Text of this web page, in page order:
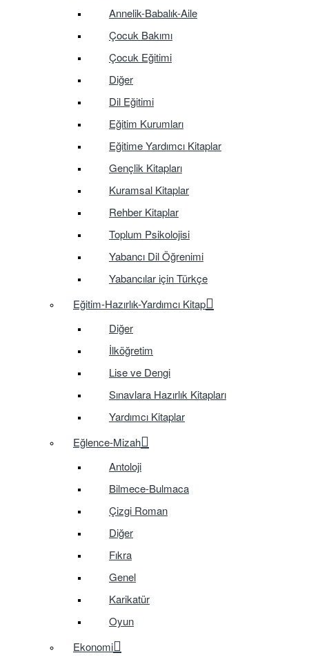
Annelik-Babalık-Aile
Çocuk Bakımı
Çocuk Eğitimi
Diğer
Dil Eğitimi
Eğitim Kurumları
Eğitime Yardımcı Kitaplar
Gençlik Kitapları
Kuramsal Kitaplar
Rehber Kitaplar
Toplum Psikolojisi
Yabancı Dil Öğrenimi
Yabancılar için Türkçe
Eğitim-Hazırlık-Yardımcı Kitap
Diğer
İlköğretim
Lise ve Dengi
Sınavlara Hazırlık Kitapları
Yardımcı Kitaplar
Eğlence-Mizah
Antoloji
Bilmece-Bulmaca
Çizgi Roman
Diğer
Fıkra
Genel
Karikatür
Oyun
Ekonomi